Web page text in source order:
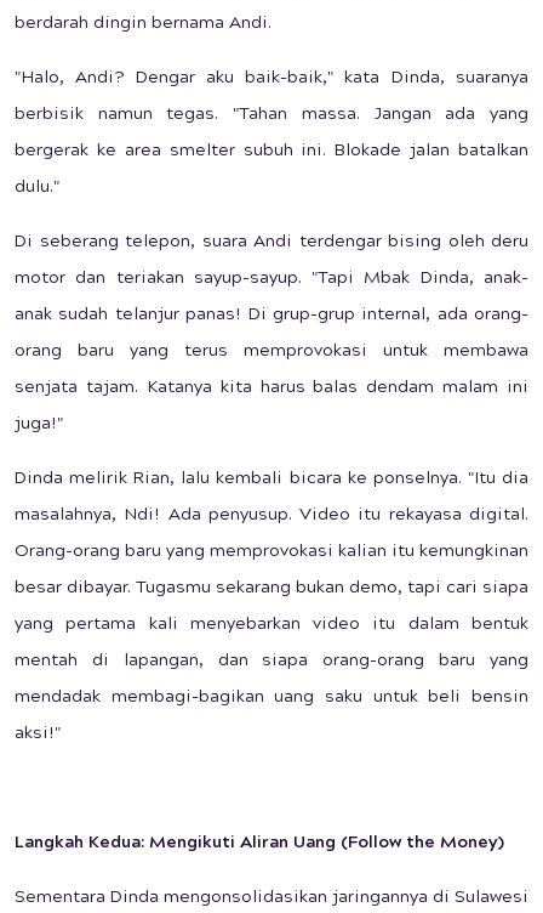
berdarah dingin bernama Andi.
"Halo, Andi? Dengar aku baik-baik," kata Dinda, suaranya
berbisik namun tegas. "Tahan massa. Jangan ada yang
bergerak ke area smelter subuh ini. Blokade jalan batalkan
dulu."
Di seberang telepon, suara Andi terdengar bising oleh deru
motor dan teriakan sayup-sayup. "Tapi Mbak Dinda, anak-
anak sudah telanjur panas! Di grup-grup internal, ada orang-
orang baru yang terus memprovokasi untuk membawa
senjata tajam. Katanya kita harus balas dendam malam ini
juga!"
Dinda melirik Rian, lalu kembali bicara ke ponselnya. "Itu dia
masalahnya, Ndi! Ada penyusup. Video itu rekayasa digital.
Orang-orang baru yang memprovokasi kalian itu kemungkinan
besar dibayar. Tugasmu sekarang bukan demo, tapi cari siapa
yang pertama kali menyebarkan video itu dalam bentuk
mentah di lapangan, dan siapa orang-orang baru yang
mendadak membagi-bagikan uang saku untuk beli bensin
aksi!"
Langkah Kedua: Mengikuti Aliran Uang (Follow the Money)
Sementara Dinda mengonsolidasikan jaringannya di Sulawesi